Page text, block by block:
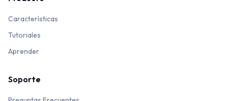
Características
Tutoriales
Aprender
Soporte